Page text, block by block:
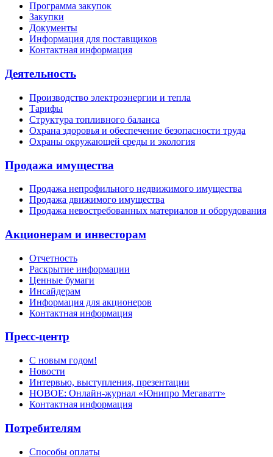
Программа закупок
Закупки
Документы
Информация для поставщиков
Контактная информация
Деятельность
Производство электроэнергии и тепла
Тарифы
Структура топливного баланса
Охрана здоровья и обеспечение безопасности труда
Охраны окружающей среды и экология
Продажа имущества
Продажа непрофильного недвижимого имущества
Продажа движимого имущества
Продажа невостребованных материалов и оборудования
Акционерам и инвесторам
Отчетность
Раскрытие информации
Ценные бумаги
Инсайдерам
Информация для акционеров
Контактная информация
Пресс-центр
С новым годом!
Новости
Интервью, выступления, презентации
НОВОЕ: Онлайн-журнал «Юнипро Мегаватт»
Контактная информация
Потребителям
Способы оплаты